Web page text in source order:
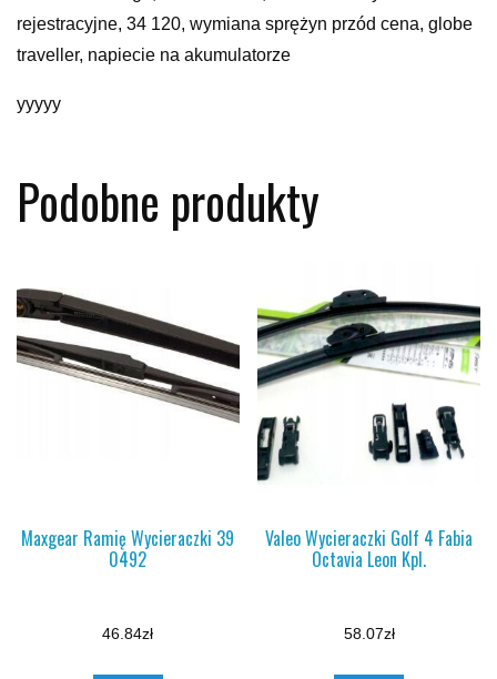
rejestracyjne, 34 120, wymiana sprężyn przód cena, globe
traveller, napiecie na akumulatorze
yyyyy
Podobne produkty
Maxgear Ramię Wycieraczki 39
0492
46.84zł
Valeo Wycieraczki Golf 4 Fabia
Octavia Leon Kpl.
58.07zł